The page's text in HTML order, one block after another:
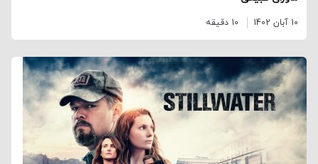
10 آبان 1402 10 دقیقه